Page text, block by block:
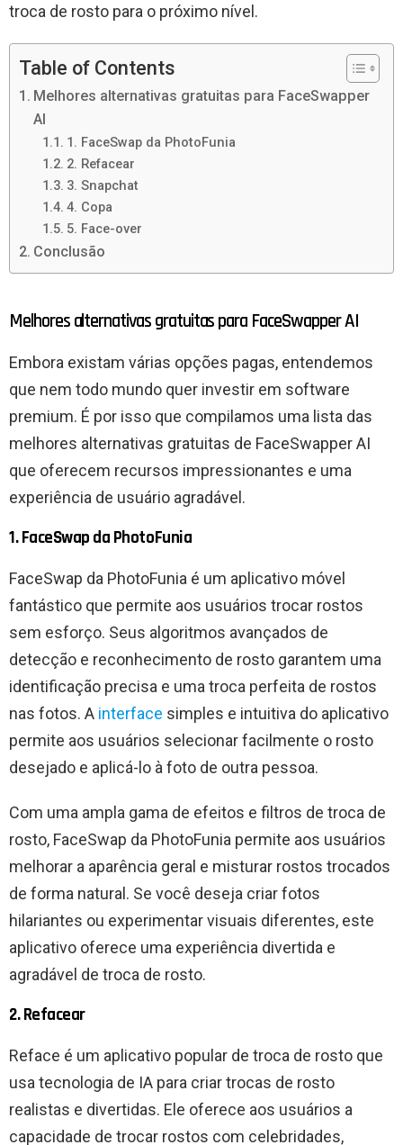
troca de rosto para o próximo nível.
Table of Contents
Melhores alternativas gratuitas para FaceSwapper
AI
1. FaceSwap da PhotoFunia
2. Refacear
3. Snapchat
4. Copa
5. Face-over
Conclusão
Melhores alternativas gratuitas para FaceSwapper AI
Embora existam várias opções pagas, entendemos
que nem todo mundo quer investir em software
premium. É por isso que compilamos uma lista das
melhores alternativas gratuitas de FaceSwapper AI
que oferecem recursos impressionantes e uma
experiência de usuário agradável.
1. FaceSwap da PhotoFunia
FaceSwap da PhotoFunia é um aplicativo móvel
fantástico que permite aos usuários trocar rostos
sem esforço. Seus algoritmos avançados de
detecção e reconhecimento de rosto garantem uma
identificação precisa e uma troca perfeita de rostos
nas fotos. A interface simples e intuitiva do aplicativo
permite aos usuários selecionar facilmente o rosto
desejado e aplicá-lo à foto de outra pessoa.
Com uma ampla gama de efeitos e filtros de troca de
rosto, FaceSwap da PhotoFunia permite aos usuários
melhorar a aparência geral e misturar rostos trocados
de forma natural. Se você deseja criar fotos
hilariantes ou experimentar visuais diferentes, este
aplicativo oferece uma experiência divertida e
agradável de troca de rosto.
2. Refacear
Reface é um aplicativo popular de troca de rosto que
usa tecnologia de IA para criar trocas de rosto
realistas e divertidas. Ele oferece aos usuários a
capacidade de trocar rostos com celebridades,